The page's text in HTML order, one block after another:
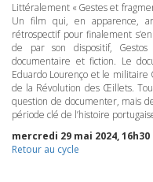
Littéralement « Gestes et
Un film qui, en apparence,
rétrospectif pour finalement
de par son dispositif,
documentaire et fiction. Le
Eduardo Lourenço et le militaire
de la Révolution des Œillets.
question de documenter, mais
période clé de l’histoire
mercredi 29 mai 2024, 16h30
Retour au cycle